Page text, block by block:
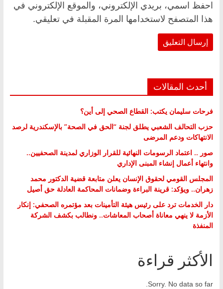
احفظ اسمي، بريدي الإلكتروني، والموقع الإلكتروني في
هذا المتصفح لاستخدامها المرة المقبلة في تعليقي.
أحدث المقالات
فرحات سليمان يكتب: القطاع الصحي إلى أين؟
حزب التحالف الشعبي يطلق لجنة “الحق في الصحة” بالإسكندرية لرصد
الانتهاكات ودعم المرضى
صور .. اعتماد الرسومات النهائية للقرار الوزاري لمدينة الصحفيين..
وانتهاء أعمال إنشاء المبنى الإداري
المجلس القومي لحقوق الإنسان يعلن متابعة قضية الدكتور محمد
زهران.. ويؤكد: قرينة البراءة وضمانات المحاكمة العادلة حق أصيل
دار الخدمات ترد على رئيس هيئة التأمينات بعد مؤتمره الصحفي: إنكار
الأزمة لا ينهي معاناة أصحاب المعاشات.. ونطالب بكشف الشركة
المنفذة
الأكثر قراءة
Sorry. No data so far.